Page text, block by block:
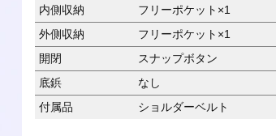
内側収納
フリーポケット×1
外側収納
フリーポケット×1
開閉
スナップボタン
底鋲
なし
付属品
ショルダーベルト